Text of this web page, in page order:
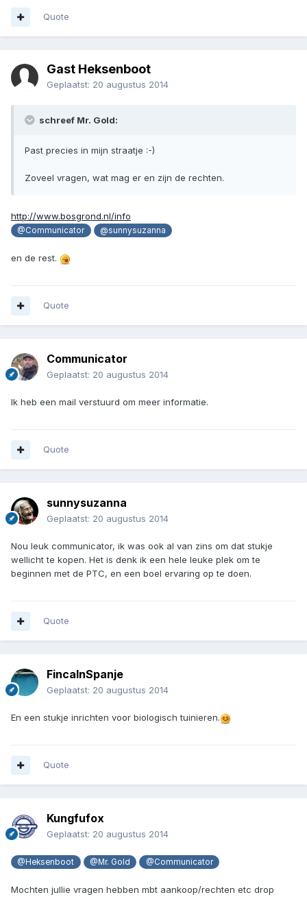
Quote
Gast Heksenboot
Geplaatst: 20 augustus 2014
schreef Mr. Gold:
Past precies in mijn straatje :-)
Zoveel vragen, wat mag er en zijn de rechten.
http://www.bosgrond.nl/info
@Communicator @sunnysuzanna
en de rest.
Quote
Communicator
Geplaatst: 20 augustus 2014
Ik heb een mail verstuurd om meer informatie.
Quote
sunnysuzanna
Geplaatst: 20 augustus 2014
Nou leuk communicator, ik was ook al van zins om dat stukje
wellicht te kopen. Het is denk ik een hele leuke plek om te
beginnen met de PTC, en een boel ervaring op te doen.
Quote
FincaInSpanje
Geplaatst: 20 augustus 2014
En een stukje inrichten voor biologisch tuinieren.
Quote
Kungfufox
Geplaatst: 20 augustus 2014
@Heksenboot @Mr. Gold @Communicator
Mochten jullie vragen hebben mbt aankoop/rechten etc drop